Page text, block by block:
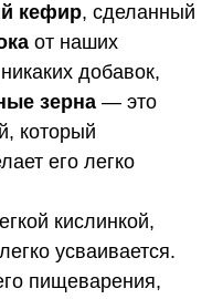
кефир, сделанный
от наших
добавок,
зерна — это
который
его легко
кислинкой,
усваивается.
пищеварения,